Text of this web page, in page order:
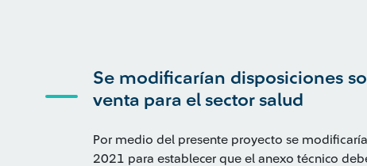
Se modificarían disposiciones
venta para el sector salud
Por medio del presente proyecto se
2021 para establecer que el anexo técnico